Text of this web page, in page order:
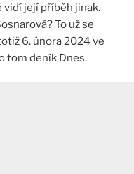
vidí její příběh jinak.
To už se
6. února 2024 ve
tom deník Dnes.